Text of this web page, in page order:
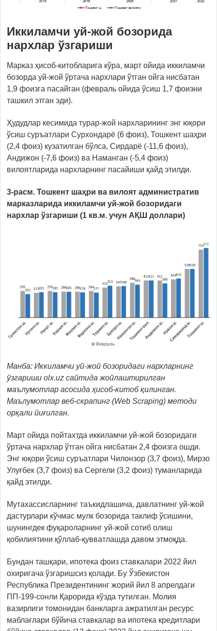
Иккиламчи уй-жой бозорида
нархлар ўзгариши
Марказ ҳисоб-китобларига кўра, март ойида иккиламчи
бозорда уй-жой ўртача нархлари ўтган ойга нисбатан
1,9 фоизга пасайган (февраль ойида ўсиш 1,7 фоизни
ташкил этган эди).
Ҳудудлар кесимида турар-жой нархларининг энг юқори
ўсиш суръатлари Сурхондарё (6 фоиз), Тошкент шаҳри
(2,4 фоиз) кузатилган бўлса, Сирдарё (-11,6 фоиз),
Андижон (-7,6 фоиз) ва Наманган (-5,4 фоиз)
вилоятларида нархларнинг пасайиши қайд этилди.
3-расм. Тошкент шаҳри ва вилоят административ
марказларида иккиламчи уй-жой бозоридаги
нархлар ўзгариши (1 кв.м. учун АҚШ доллари)
Манба: Иккиламчи уй-жой бозоридаги нархларнинг
ўзгариши olx.uz сайтида жойлаштирилган
маълумотлар асосида ҳисоб-китоб қилинган.
Маълумотлар веб-скрапинг (Web Scraping) методи
орқали йиғилган.
Март ойида пойтахтда иккиламчи уй-жой бозоридаги
ўртача нархлар ўтган ойга нисбатан 2,4 фоизга ошди.
Энг юқори ўсиш суръатлари Чилонзор (3,7 фоиз), Мирзо
Улуғбек (3,7 фоиз) ва Сергели (3,2 фоиз) туманларида
қайд этилди.
Мутахассисларнинг таъкидлашича, давлатнинг уй-жой
дастурлари кўчмас мулк бозорида таклиф ўсишини,
шунингдек фуқароларнинг уй-жой сотиб олиш
қобилиятини қўллаб-қувватлашда давом этмоқда.
Бундан ташқари, ипотека фоиз ставкалари 2022 йил
охиригача ўзгаришсиз қолади. Бу Ўзбекистон
Республика Президентининг жорий йил 8 апрелдаги
ПП-199-сонли Қарорида кўзда тутилган. Молия
вазирлиги томонидан банкларга ажратилган ресурс
маблағлари бўйича ставкалар ва ипотека кредитлари